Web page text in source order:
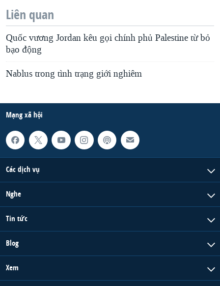
Liên quan
Quốc vương Jordan kêu gọi chính phủ Palestine từ bỏ
bạo động
Nablus trong tình trạng giới nghiêm
Mạng xã hội
Các dịch vụ
Nghe
Tin tức
Blog
Xem